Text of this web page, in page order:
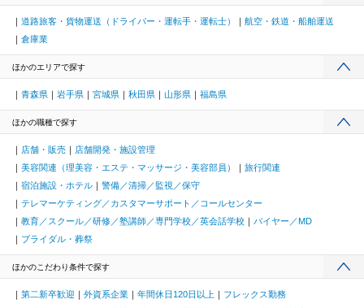
道路旅客・貨物運送（ドライバー・運転手・運転士）
航空・鉄道・船舶運送
倉庫業
ほかのエリアで探す
青森県 岩手県 宮城県 秋田県 山形県 福島県
ほかの職種で探す
店舗・販売
店舗開発・施設管理
美容関連（理美容・エステ・マッサージ・美容部員）
旅行関連
宿泊施設・ホテル
警備／清掃／監視／保守
テレマーケティング／カスタマーサポート／コールセンター
教育／スクール／研修／塾講師／専門学校／英会話学校
バイヤー／MD
ブライダル・葬祭
ほかのこだわり条件で探す
第二新卒歓迎 外資系企業 年間休日120日以上
フレックス勤務